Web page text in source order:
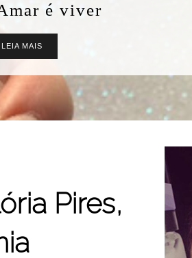
é viver
LEIA MAIS
Pires,